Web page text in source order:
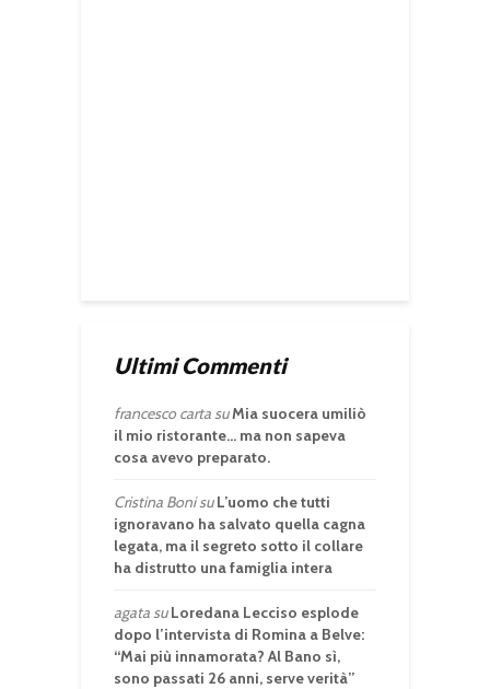
Ultimi Commenti
francesco cartasuMia suocera umiliò
il mio ristorante… ma non sapeva
cosa avevo preparato.
Cristina BonisuL’uomo che tutti
ignoravano ha salvato quella cagna
legata, ma il segreto sotto il collare
ha distrutto una famiglia intera
agatasuLoredana Lecciso esplode
dopo l’intervista di Romina a Belve:
“Mai più innamorata? Al Bano sì,
sono passati 26 anni, serve verità”